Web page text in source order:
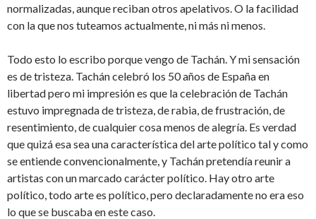
normalizadas, aunque reciban otros apelativos. O la facilidad
con la que nos tuteamos actualmente, ni más ni menos.
Todo esto lo escribo porque vengo de Tachán. Y mi sensación
es de tristeza. Tachán celebró los 50 años de España en
libertad pero mi impresión es que la celebración de Tachán
estuvo impregnada de tristeza, de rabia, de frustración, de
resentimiento, de cualquier cosa menos de alegría. Es verdad
que quizá esa sea una característica del arte político tal y como
se entiende convencionalmente, y Tachán pretendía reunir a
artistas con un marcado carácter político. Hay otro arte
político, todo arte es político, pero declaradamente no era eso
lo que se buscaba en este caso.